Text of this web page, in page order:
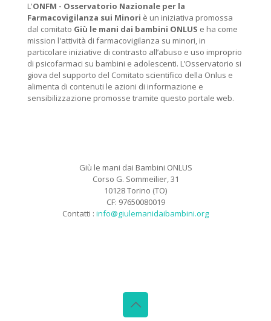
L'ONFM - Osservatorio Nazionale per la
Farmacovigilanza sui Minori è un iniziativa promossa
dal comitato Giù le mani dai bambini ONLUS e ha come
mission l'attività di farmacovigilanza su minori, in
particolare iniziative di contrasto all’abuso e uso improprio
di psicofarmaci su bambini e adolescenti. L’Osservatorio si
giova del supporto del Comitato scientifico della Onlus e
alimenta di contenuti le azioni di informazione e
sensibilizzazione promosse tramite questo portale web.
Giù le mani dai Bambini ONLUS
Corso G. Sommeilier, 31
10128 Torino (TO)
CF: 97650080019
Contatti : info@giulemanidaibambini.org